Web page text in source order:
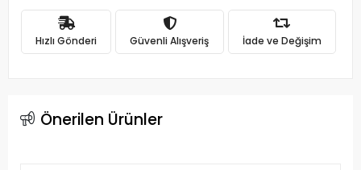
Hızlı Gönderi Güvenli Alışveriş İade ve Değişim
Önerilen Ürünler